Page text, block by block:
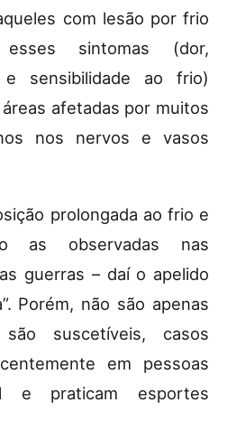
com lesão por frio
sintomas (dor,
e sensibilidade ao frio)
afetadas por muitos
nos nervos e vasos
prolongada ao frio e
as observadas nas
guerras – daí o apelido
Porém, não são apenas
suscetíveis, casos
em pessoas
e praticam esportes